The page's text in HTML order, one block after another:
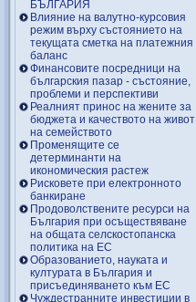
БЪЛГАРИЯ
Влияние на валутно-курсовия
режим върху състоянието на
текущата сметка на платежния
баланс
Финансовите посредници на
българския пазар - състояние,
проблеми и перспективи
Реалният принос на жените за
бюджета и качеството на живот
на семейството
Променящите се
детерминанти на
икономическия растеж
Рисковете при електронното
банкиране
Продоволствените ресурси на
България при осъществяване
на общата селскостопанска
политика на ЕС
Образованието, науката и
културата в България и
присъединяването към ЕС
Чуждестранните инвестиции в